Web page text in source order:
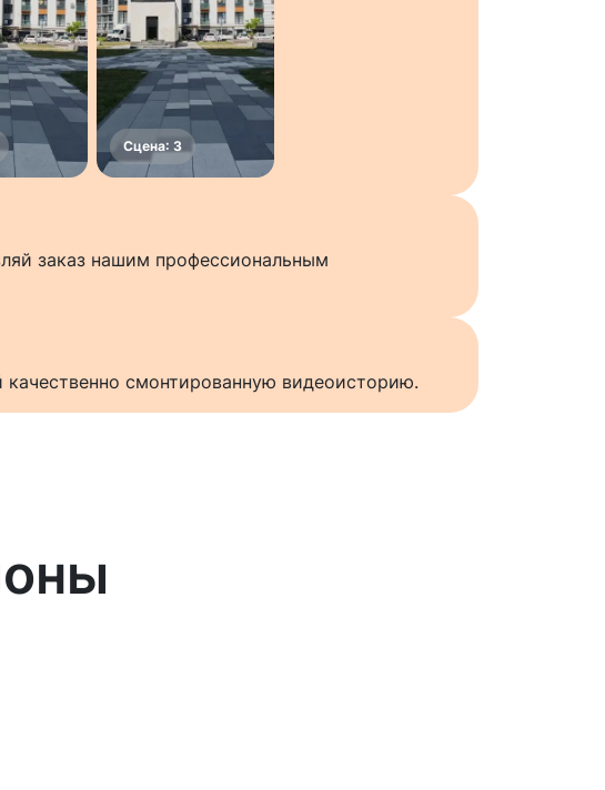
заказ нашим профессиональным
качественно смонтированную видеоисторию.